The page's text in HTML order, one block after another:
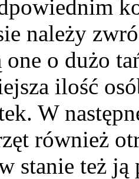
należy
one o dużo
ilość
W
również
stanie też ją